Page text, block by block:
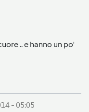
.. e hanno un po'
- 05:05